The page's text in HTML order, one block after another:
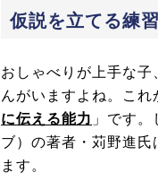
仮説を立てる練
おしゃべりが上手な
んがいますよね。これ
に伝える能力 」です
ブ）の著者・苅野進
ます。